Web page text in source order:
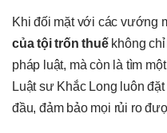
Khi đối mặt với các vướng
của tội trốn thuếkhông chỉ
pháp luật, mà còn là tìm
Luật sư Khắc Long luôn
đầu, đảm bảo mọi rủi ro